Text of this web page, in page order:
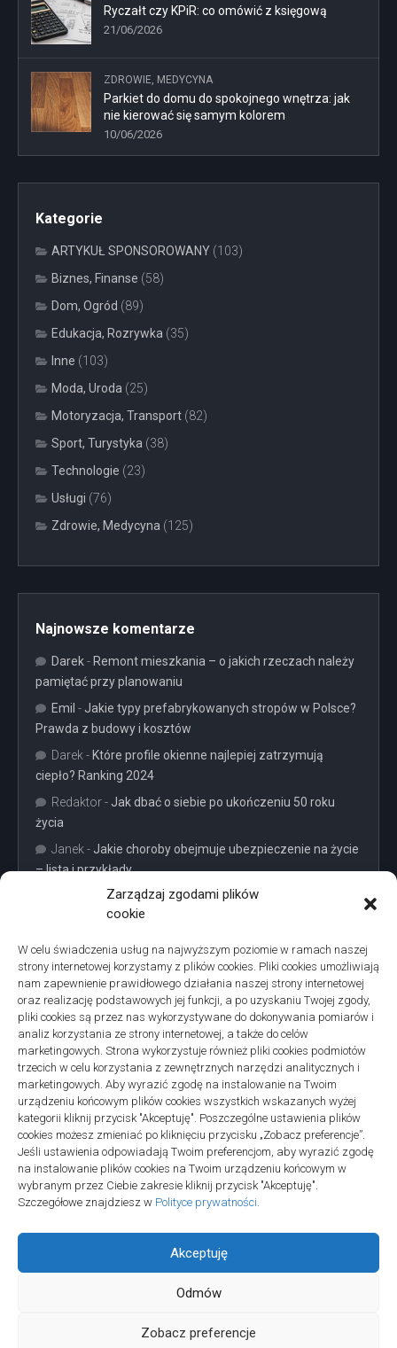
Zarządzaj zgodami plików
cookie
W celu świadczenia usług na najwyższym poziomie w ramach naszej
strony internetowej korzystamy z plików cookies. Pliki cookies umożliwiają
nam zapewnienie prawidłowego działania naszej strony internetowej
oraz realizację podstawowych jej funkcji, a po uzyskaniu Twojej zgody,
pliki cookies są przez nas wykorzystywane do dokonywania pomiarów i
analiz korzystania ze strony internetowej, a także do celów
marketingowych. Strona wykorzystuje również pliki cookies podmiotów
trzecich w celu korzystania z zewnętrznych narzędzi analitycznych i
marketingowych. Aby wyrazić zgodę na instalowanie na Twoim
urządzeniu końcowym plików cookies wszystkich wskazanych wyżej
kategorii kliknij przycisk "Akceptuję". Poszczególne ustawienia plików
cookies możesz zmieniać po kliknięciu przycisku „Zobacz preferencje”.
Jeśli ustawienia odpowiadają Twoim preferencjom, aby wyrazić zgodę
na instalowanie plików cookies na Twoim urządzeniu końcowym w
wybranym przez Ciebie zakresie kliknij przycisk "Akceptuję".
Szczegółowe znajdziesz w Polityce prywatności.
Akceptuję
Odmów
Zobacz preferencje
Ryczałt czy KPiR: co omówić z księgową
21/06/2026
ZDROWIE, MEDYCYNA
Parkiet do domu do spokojnego wnętrza: jak
nie kierować się samym kolorem
10/06/2026
Kategorie
ARTYKUŁ SPONSOROWANY (103)
Biznes, Finanse (58)
Dom, Ogród (89)
Edukacja, Rozrywka (35)
Inne (103)
Moda, Uroda (25)
Motoryzacja, Transport (82)
Sport, Turystyka (38)
Technologie (23)
Usługi (76)
Zdrowie, Medycyna (125)
Najnowsze komentarze
Darek- Remont mieszkania – o jakich rzeczach należy
pamiętać przy planowaniu
Emil - Jakie typy prefabrykowanych stropów w Polsce?
Prawda z budowy i kosztów
Darek - Które profile okienne najlepiej zatrzymują
ciepło? Ranking 2024
Redaktor- Jak dbać o siebie po ukończeniu 50 roku
życia
Janek - Jakie choroby obejmuje ubezpieczenie na życie
– lista i przykłady
Projekty domów Podkarpacie
linki z nap
Społeczność Edukacyjna © 2026. All Rights Reserved.